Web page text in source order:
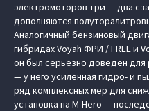
электромоторов три — два
дополняются
Аналогичный бензиновый
гибридах Voyah ФРИ / FREE и
он был серьезно доведен
— у него усиленная гидро- и
ряд комплексных мер для
установка на M-Hero —